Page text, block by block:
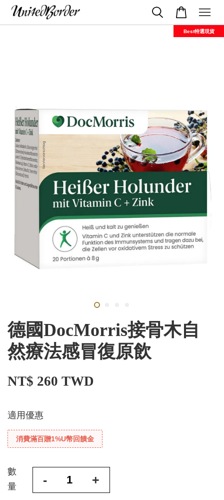
Best特選現貨
德國DocMorris接骨木自
然療法感冒復原飲
NT$ 260 TWD
適用優惠
消費滿百贈1%U幣回饋金
數
量
- +